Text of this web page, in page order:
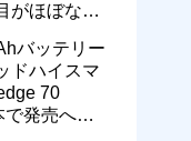
がほぼない
バッテリー
ドハイスマ
70
発売へ！